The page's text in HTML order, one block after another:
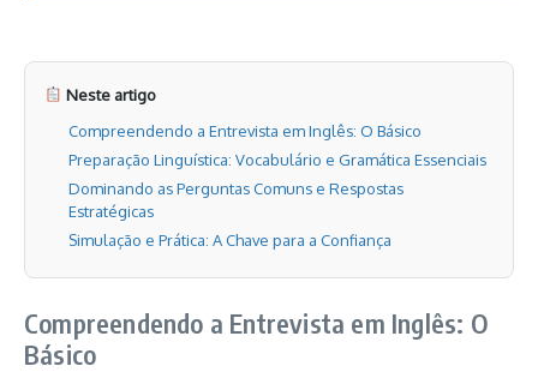
Neste artigo
Compreendendo a Entrevista em Inglês: O Básico
Preparação Linguística: Vocabulário e Gramática Essenciais
Dominando as Perguntas Comuns e Respostas
Estratégicas
Simulação e Prática: A Chave para a Confiança
Compreendendo a Entrevista em Inglês: O
Básico